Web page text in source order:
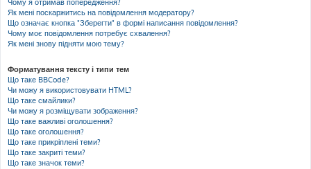
Чому я отримав попередження?
Як мені поскаржитись на повідомлення модератору?
Що означає кнопка "Зберегти" в формі написання повідомлення?
Чому моє повідомлення потребує схвалення?
Як мені знову підняти мою тему?
Форматування тексту і типи тем
Що таке BBCode?
Чи можу я використовувати HTML?
Що таке смайлики?
Чи можу я розміщувати зображення?
Що таке важливі оголошення?
Що таке оголошення?
Що таке прикріплені теми?
Що таке закриті теми?
Що таке значок теми?